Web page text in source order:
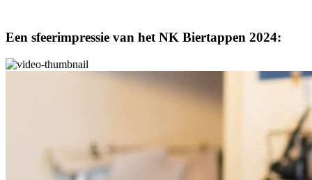
Een sfeerimpressie van het NK Biertappen 2024: